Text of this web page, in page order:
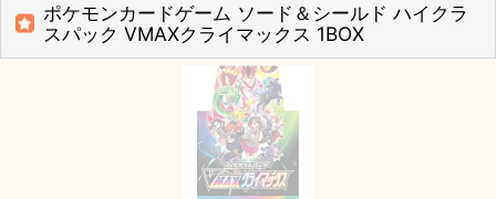
ポケモンカードゲーム ソード＆シールド ハイクラ
スパック VMAXクライマックス 1BOX